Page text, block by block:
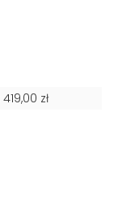
419,00 zł